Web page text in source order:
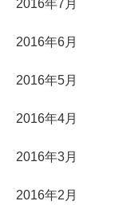
2016年7月
2016年6月
2016年5月
2016年4月
2016年3月
2016年2月